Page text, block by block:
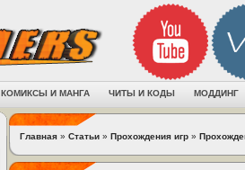
КОМИКСЫ И МАНГА ЧИТЫ И КОДЫ МОДДИНГ
Главная » Статьи » Прохождения игр »